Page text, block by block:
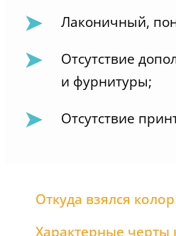
Лаконичный,
Отсутствие
и фурнитуры;
Отсутствие
Откуда взялся
Характерные черты